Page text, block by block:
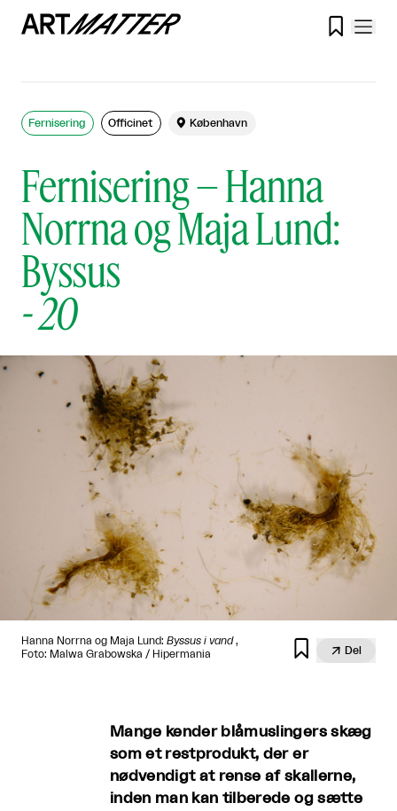

Fernisering – Hanna
Norrna og Maja Lund:
Byssus
-20
Fernisering Officinet  København
Hanna Norrna og Maja Lund: Byssus i vand,
Foto: Malwa Grabowska / Hipermania
  Del
Mange kender blåmuslingers skæg
som et restprodukt, der er
nødvendigt at rense af skallerne,
inden man kan tilberede og sætte